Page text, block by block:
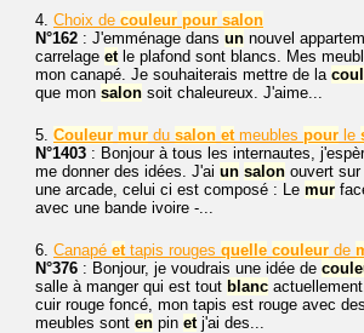
4. Choix de couleur pour salon
N°162 : J'emménage dans un nouvel
carrelage etle plafond sont blancs. Mes
mon canapé. Je souhaiterais mettre de la
que mon salon soit chaleureux. J'aime...
5. Couleur mur du salon etmeubles pour le
N°1403 : Bonjour à tous les internautes,
me donner des idées. J'ai un salon ouvert
une arcade, celui ci est composé : Le mur
avec une bande ivoire -...
6. Canapé ettapis rouges quelle couleur de
N°376 : Bonjour, je voudrais une idée de
salle à manger qui est tout blanc
cuir rouge foncé, mon tapis est rouge avec
meubles sont en pin etj'ai des...